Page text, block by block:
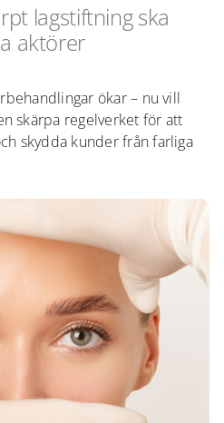
lagstiftning ska
aktörer
ökar – nu vill
skärpa regelverket för att
skydda kunder från farliga